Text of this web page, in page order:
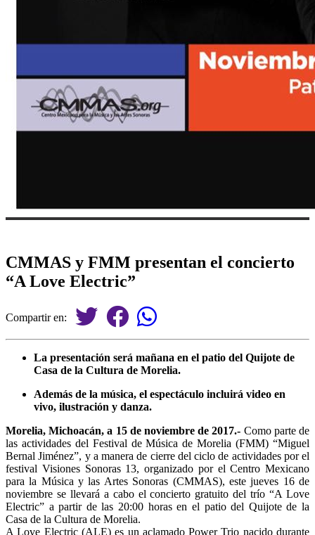
CMMAS y FMM presentan el concierto
“A Love Electric”
Compartir en:
La presentación será mañana en el patio del Quijote de
Casa de la Cultura de Morelia.
Además de la música, el espectáculo incluirá video en
vivo, ilustración y danza.
Morelia, Michoacán, a 15 de noviembre de 2017.- Como parte de
las actividades del Festival de Música de Morelia (FMM) “Miguel
Bernal Jiménez”, y a manera de cierre del ciclo de actividades por el
festival Visiones Sonoras 13, organizado por el Centro Mexicano
para la Música y las Artes Sonoras (CMMAS), este jueves 16 de
noviembre se llevará a cabo el concierto gratuito del trío “A Love
Electric” a partir de las 20:00 horas en el patio del Quijote de la
Casa de la Cultura de Morelia.
A Love Electric (ALE) es un aclamado Power Trio nacido durante